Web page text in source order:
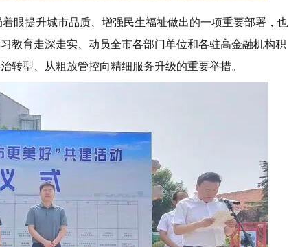
眼提升城市品质、增强民生福祉做出的一项重要部署，也
教育走深走实、动员全市各部门单位和各驻高金融机构积
转型、从粗放管控向精细服务升级的重要举措。